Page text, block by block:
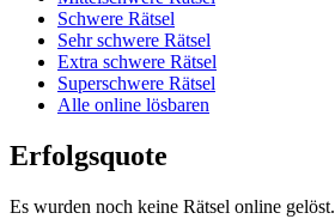
Schwere Rätsel
Sehr schwere Rätsel
Extra schwere Rätsel
Superschwere Rätsel
Alle online lösbaren
Erfolgsquote
Es wurden noch keine Rätsel online gelöst.